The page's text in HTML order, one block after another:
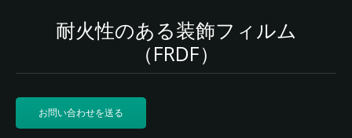
耐火性のある装飾フィルム
（FRDF）
お問い合わせを送る